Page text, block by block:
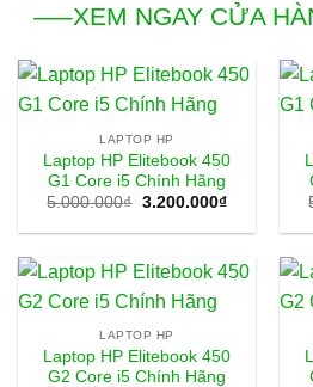
—–XEM NGAY CỬA
LAPTOP HP
Laptop HP Elitebook 450
G1 Core i5 Chính Hãng
5.000.000₫ Giá
là:
3.200.000₫Giá
tại
LAPTOP HP
Laptop HP Elitebook 450
G2 Core i5 Chính Hãng